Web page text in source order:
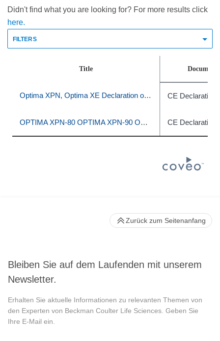
Didn't find what you are looking for? For more results click
here.
FILTERS
Title Document
Optima XPN, Optima XE Declaration of Conformity CE Declaration
OPTIMA XPN-80 OPTIMA XPN-90 OPTIMA XPN-100 OPTIMA XE-90 OPTIMA XE-100 CE Declaration
Bleiben Sie auf dem Laufenden mit unserem
Newsletter.
Erhalten Sie aktuelle Informationen zu relevanten Themen von
den Experten von Beckman Coulter Life Sciences. Geben Sie
Ihre E-Mail ein.
Zurück zum Seitenanfang